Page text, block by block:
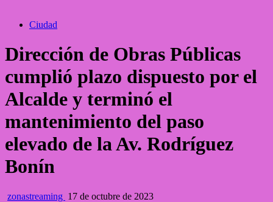
Ciudad
Dirección de Obras Públicas
cumplió plazo dispuesto por el
Alcalde y terminó el
mantenimiento del paso
elevado de la Av. Rodríguez
Bonín
zonastreaming 17 de octubre de 2023